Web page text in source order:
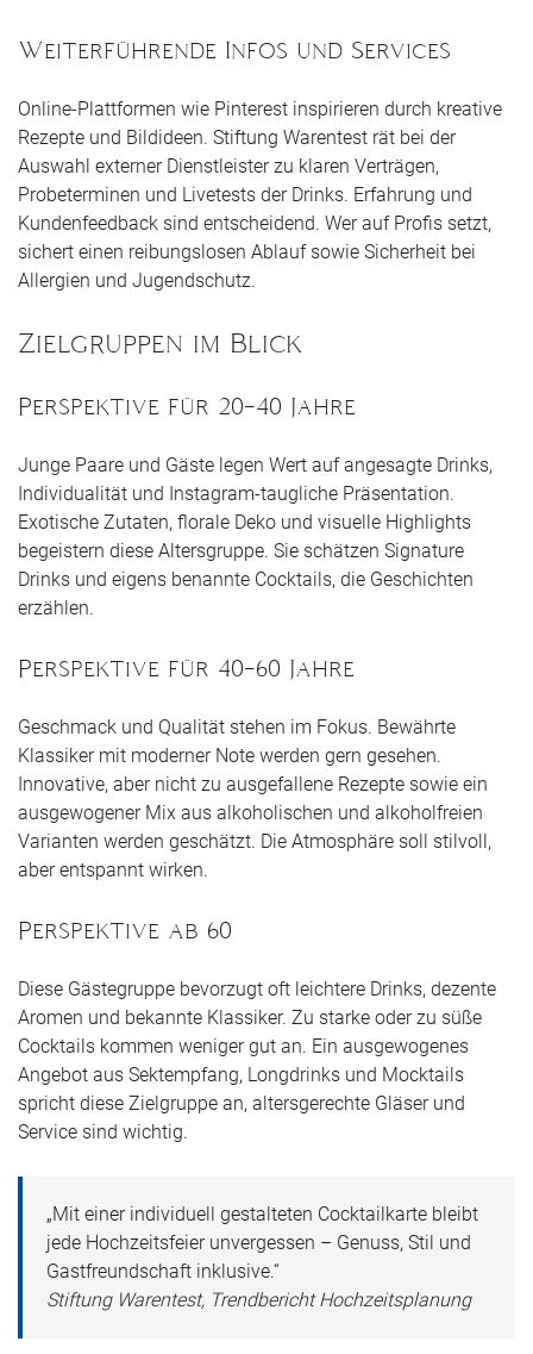
Weiterführende Infos und Services
Online-Plattformen wie Pinterest inspirieren durch kreative
Rezepte und Bildideen. Stiftung Warentest rät bei der
Auswahl externer Dienstleister zu klaren Verträgen,
Probeterminen und Livetests der Drinks. Erfahrung und
Kundenfeedback sind entscheidend. Wer auf Profis setzt,
sichert einen reibungslosen Ablauf sowie Sicherheit bei
Allergien und Jugendschutz.
Zielgruppen im Blick
Perspektive für 20–40 Jahre
Junge Paare und Gäste legen Wert auf angesagte Drinks,
Individualität und Instagram-taugliche Präsentation.
Exotische Zutaten, florale Deko und visuelle Highlights
begeistern diese Altersgruppe. Sie schätzen Signature
Drinks und eigens benannte Cocktails, die Geschichten
erzählen.
Perspektive für 40–60 Jahre
Geschmack und Qualität stehen im Fokus. Bewährte
Klassiker mit moderner Note werden gern gesehen.
Innovative, aber nicht zu ausgefallene Rezepte sowie ein
ausgewogener Mix aus alkoholischen und alkoholfreien
Varianten werden geschätzt. Die Atmosphäre soll stilvoll,
aber entspannt wirken.
Perspektive ab 60
Diese Gästegruppe bevorzugt oft leichtere Drinks, dezente
Aromen und bekannte Klassiker. Zu starke oder zu süße
Cocktails kommen weniger gut an. Ein ausgewogenes
Angebot aus Sektempfang, Longdrinks und Mocktails
spricht diese Zielgruppe an, altersgerechte Gläser und
Service sind wichtig.
„Mit einer individuell gestalteten Cocktailkarte bleibt
jede Hochzeitsfeier unvergessen – Genuss, Stil und
Gastfreundschaft inklusive.“
Stiftung Warentest, Trendbericht Hochzeitsplanung